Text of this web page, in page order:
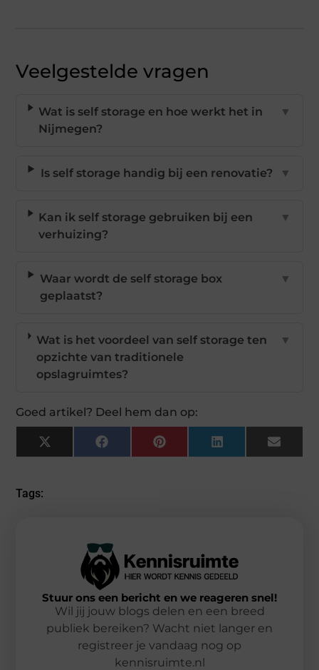
Veelgestelde vragen
Wat is self storage en hoe werkt het in
Nijmegen?
▼
Is self storage handig bij een renovatie? ▼
Kan ik self storage gebruiken bij een
verhuizing?
▼
Waar wordt de self storage box
geplaatst?
▼
Wat is het voordeel van self storage ten
opzichte van traditionele
opslagruimtes?
▼
Goed artikel? Deel hem dan op:
X
(Twitter)
FacebookPinterestLinkedIn Email
Tags:
Stuur ons een bericht en we reageren snel!
Wil jij jouw blogs delen en een breed
publiek bereiken? Wacht niet langer en
registreer je vandaag nog op
kennisruimte.nl